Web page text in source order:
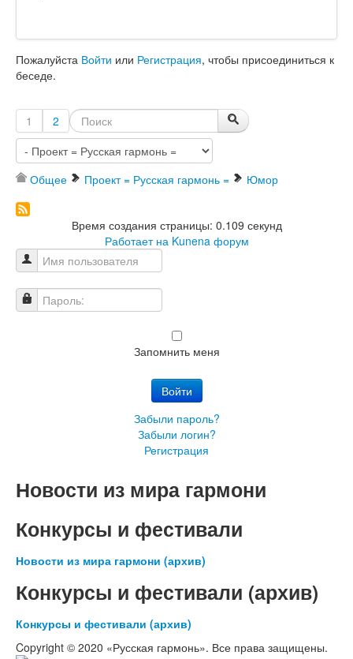
Пожалуйста Войти или Регистрация, чтобы присоединиться к
беседе.
1 2
Общее Проект = Русская гармонь = Юмор
Время создания страницы: 0.109 секунд
Работает на Kunena форум
Имя пользователя
Пароль:
Запомнить меня
Войти
Забыли пароль?
Забыли логин?
Регистрация
Новости из мира гармони
Конкурсы и фестивали
Новости из мира гармони (архив)
Конкурсы и фестивали (архив)
Конкурсы и фестивали (архив)
Copyright © 2020 «Русская гармонь». Все права защищены.